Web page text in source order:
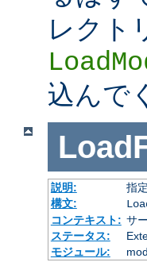
レクト
込んで
説明:
指
構文:
コンテキスト: サ
ステータス:
モジュール: